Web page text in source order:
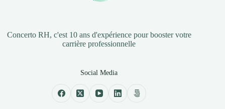
Concerto RH, c'est 10 ans d'expérience pour booster votre
carrière professionnelle
Social Media